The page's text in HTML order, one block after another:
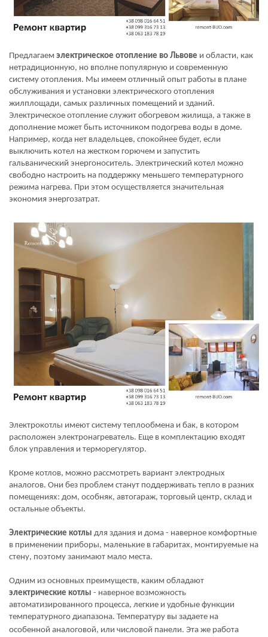
Предлагаем электрическое отопление во Львове и области, как
нетрадиционную, но вполне популярную и современную
систему отопления. Мы имеем отличный опыт работы в плане
обслуживания и установки электрического отопления
жилплощади, самых различных помещений и зданий.
Электрическое отопление служит обогревом жилища, а также в
дополнение может быть источником подогрева воды в доме.
Например, когда нет владельцев, спокойнее будет, если
выключить котел на жестком горючем и запустить
гальванический энергоноситель. Электрический котел можно
свободно настроить на поддержку меньшего температурного
режима нагрева. При этом осуществляется значительная
экономия энергозатрат.
Электрокотлы имеют систему теплообмена и бак, в котором
расположен электронагреватель. Еще в комплектацию входят
блок управления и терморегулятор.
Кроме котлов, можно рассмотреть вариант электродных
аналогов. Они без проблем станут поддерживать тепло в разних
помещениях: дом, особняк, автогараж, торговый центр, склад и
остальные объекты.
Электрические котлы для здания и дома - наверное комфортные
в применении приборы, маленькие в габаритах, монтируемые на
стену, поэтому занимают мало места.
Одним из основных преимуществ, каким обладают
электрические котлы - наверное возможность
автоматизированного процесса, легкие и удобные функции
температурного диапазона. Температуру вы задаете на
особенной аналоговой, или числовой панели. Эта же работа